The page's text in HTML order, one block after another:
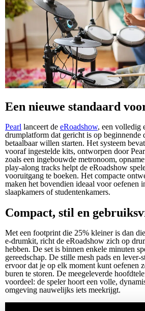
Een nieuwe standaard
Pearl lanceert de eRoadshow, een volledig
drumplatform dat gericht is op beginnende
betaalbaar willen starten. Het systeem
vooraf ingestelde kits, ontworpen door
zoals een ingebouwde metronoom,
play‑along tracks helpt de eRoadshow
vooruitgang te boeken. Het compacte
maken het bovendien ideaal voor oefenen
slaapkamers of studentenkamers.
Compact, stil en
Met een footprint die 25% kleiner is dan
e‑drumkit, richt de eRoadshow zich op
hebben. De set is binnen enkele minuten
gereedschap. De stille mesh pads en
ervoor dat je op elk moment kunt oefenen
buren te storen. De meegeleverde
voordeel: de speler hoort een volle,
omgeving nauwelijks iets meekrijgt.